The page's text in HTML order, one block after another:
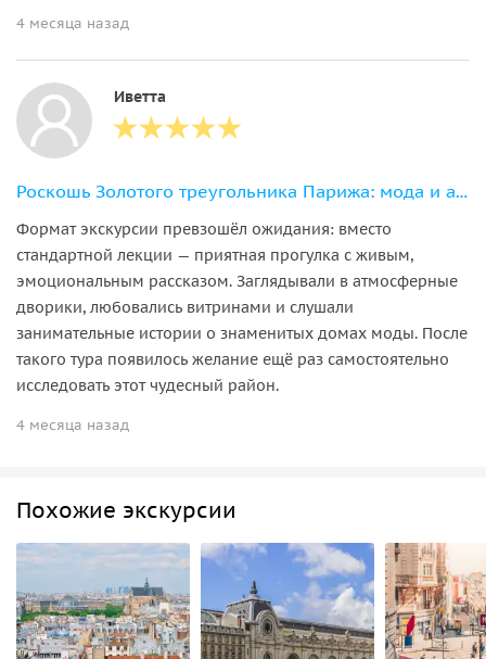
4 месяца назад
Иветта
Роскошь Золотого треугольника Парижа: мода и архитектура
Формат экскурсии превзошёл ожидания: вместо
стандартной лекции — приятная прогулка с живым,
эмоциональным рассказом. Заглядывали в атмосферные
дворики, любовались витринами и слушали
занимательные истории о знаменитых домах моды. После
такого тура появилось желание ещё раз самостоятельно
исследовать этот чудесный район.
4 месяца назад
Похожие экскурсии